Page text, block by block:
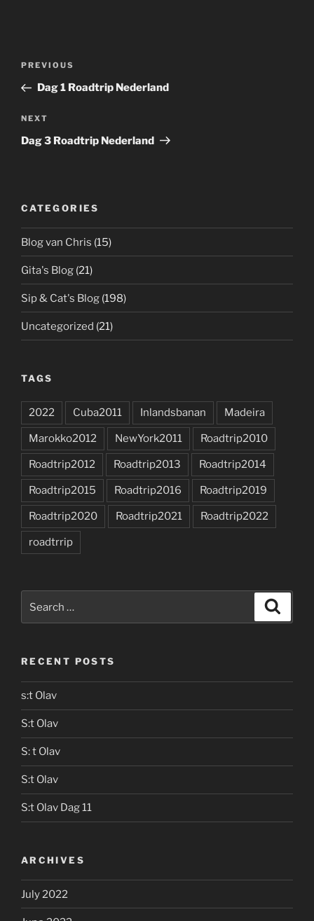
Previous
Post
PREVIOUS
Dag 1 Roadtrip Nederland
Next
Post
NEXT
Dag 3 Roadtrip Nederland
CATEGORIES
Blog van Chris (15)
Gita's Blog (21)
Sip & Cat's Blog (198)
Uncategorized (21)
TAGS
2022 Cuba2011 Inlandsbanan Madeira
Marokko2012 NewYork2011 Roadtrip2010
Roadtrip2012 Roadtrip2013 Roadtrip2014
Roadtrip2015 Roadtrip2016 Roadtrip2019
Roadtrip2020 Roadtrip2021 Roadtrip2022
roadtrrip
for:
RECENT POSTS
s:t Olav
S:t Olav
S: t Olav
S:t Olav
S:t Olav Dag 11
ARCHIVES
July 2022